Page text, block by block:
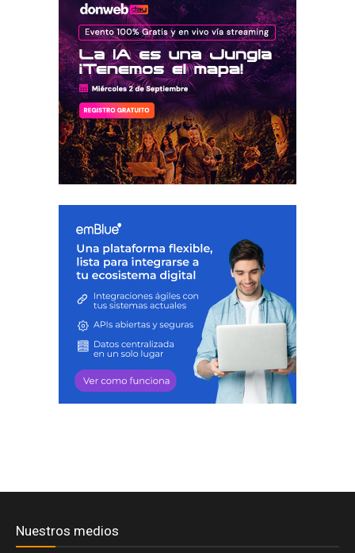
Nuestros medios